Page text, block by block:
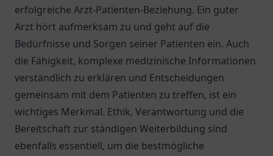
erfolgreiche Arzt-Patienten-Beziehung. Ein guter
Arzt hört aufmerksam zu und geht auf die
Bedürfnisse und Sorgen seiner Patienten ein. Auch
die Fähigkeit, komplexe medizinische Informationen
verständlich zu erklären und Entscheidungen
gemeinsam mit dem Patienten zu treffen, ist ein
wichtiges Merkmal. Ethik, Verantwortung und die
Bereitschaft zur ständigen Weiterbildung sind
ebenfalls essentiell, um die bestmögliche